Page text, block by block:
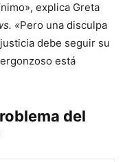
explica Greta
«Pero una disculpa
debe seguir su
está
del